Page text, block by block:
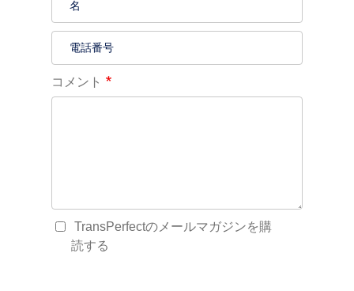
コメント
TransPerfectのメールマガジンを購
読する